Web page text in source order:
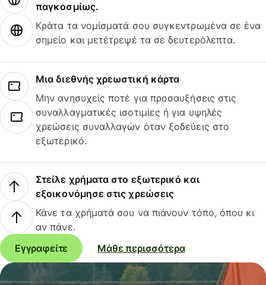
παγκοσμίως.
Κράτα τα νομίσματά σου συγκεντρωμένα σε ένα
σημείο και μετέτρεψέ τα σε δευτερόλεπτα.
Μια διεθνής χρεωστική κάρτα
Μην ανησυχείς ποτέ για προσαυξήσεις στις
συναλλαγματικές ισοτιμίες ή για υψηλές
χρεώσεις συναλλαγών όταν ξοδεύεις στο
εξωτερικό.
Στείλε χρήματα στο εξωτερικό και
εξοικονόμησε στις χρεώσεις
Κάνε τα χρήματά σου να πιάνουν τόπο, όπου κι
αν πάνε.
Εγγραφείτε
Μάθε περισσότερα